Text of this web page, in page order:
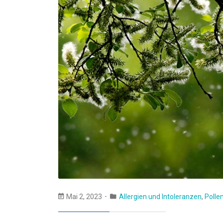
Mai 2, 2023 Allergien und Intoleranzen,